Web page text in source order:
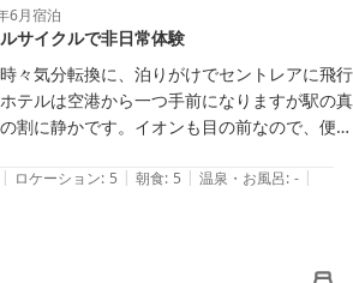
6月宿泊
サイクルで非日常体験
々気分転換に、泊りがけでセントレアに飛行
テルは空港から一つ手前になりますが駅の真
割に静かです。イオンも目の前なので、便利
イオンにはスーパー銭湯が隣接しており、お
します。朝食は地産地消のバイキングでエビ
ルサイクルサービス！自転車でりんくうビー
リングをしながら飛行機を眺める時間は、な
| ロケーション: 5 | 朝食: 5 | 温泉・お風呂: - |